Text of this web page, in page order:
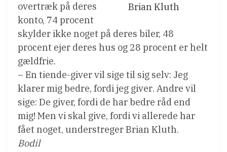
Brian Kluth
overtræk på deres
konto, 74 procent
skylder ikke noget på deres biler, 48
procent ejer deres hus og 28 procent er helt
gældfrie.
– En tiende-giver vil sige til sig selv: Jeg
klarer mig bedre, fordi jeg giver. Andre vil
sige: De giver, fordi de har bedre råd end
mig! Men vi skal give, fordi vi allerede har
fået noget, understreger Brian Kluth.
Bodil